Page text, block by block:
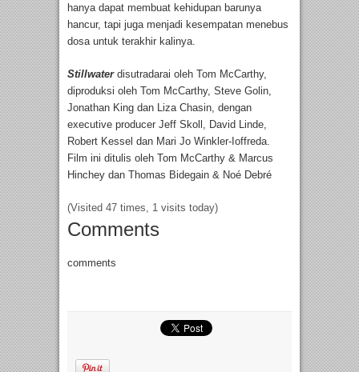
hanya dapat membuat kehidupan barunya
hancur, tapi juga menjadi kesempatan menebus
dosa untuk terakhir kalinya.
Stillwater disutradarai oleh Tom McCarthy,
diproduksi oleh Tom McCarthy, Steve Golin,
Jonathan King dan Liza Chasin, dengan
executive producer Jeff Skoll, David Linde,
Robert Kessel dan Mari Jo Winkler-Ioffreda.
Film ini ditulis oleh Tom McCarthy & Marcus
Hinchey dan Thomas Bidegain & Noé Debré
(Visited 47 times, 1 visits today)
Comments
comments